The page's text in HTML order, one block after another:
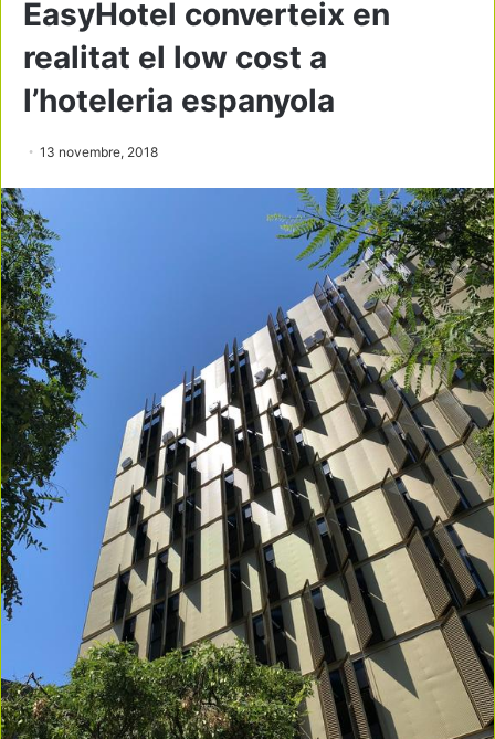
EasyHotel converteix en
realitat el low cost a
l’hoteleria espanyola
13 novembre, 2018